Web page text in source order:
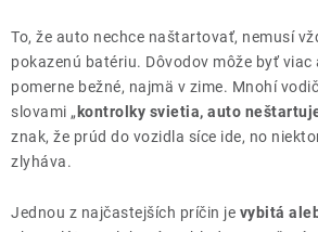
To, že auto nechce naštartovať, nemusí
pokazenú batériu. Dôvodov môže byť viac
pomerne bežné, najmä v zime. Mnohí
slovami „ kontrolky svietia, auto
znak, že prúd do vozidla síce ide, no
zlyháva.
Jednou z najčastejších príčin je vybitá